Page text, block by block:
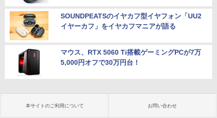
SOUNDPEATSのイヤカフ型イヤフォン「UU2
イヤーカフ」をイヤカフマニアが語る
マウス、RTX 5060 Ti搭載ゲーミングPCが7万
5,000円オフで30万円台！
本サイトのご利用について お問い合わせ